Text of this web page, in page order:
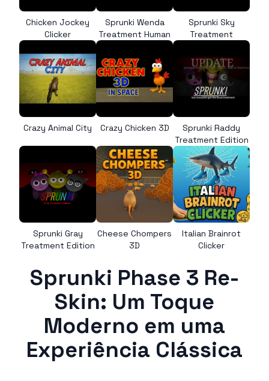
Chicken Jockey
Clicker
Sprunki Wenda
Treatment Human
Sprunki Sky
Treatment
Crazy Animal City Crazy Chicken 3D
Sprunki Raddy
Treatment Edition
Sprunki Gray
Treatment Edition
Cheese Chompers
3D
Italian Brainrot
Clicker
Sprunki Phase 3 Re-
Skin: Um Toque
Moderno em uma
Experiência Clássica